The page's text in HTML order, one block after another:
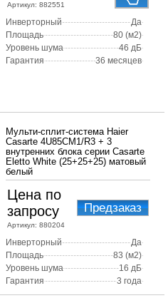
Артикул: 882551
Инверторный
Да
Площадь
80 (м2)
Уровень шума
46 дБ
Гарантия
36 месяцев
Мульти-сплит-система Haier
Casarte 4U85CM1/R3 + 3
внутренних блока серии Casarte
Eletto White (25+25+25) матовый
белый
Цена по
запросу
Артикул: 880204
Предзаказ
Инверторный
Да
Площадь
83 (м2)
Уровень шума
16 дБ
Гарантия
3 года